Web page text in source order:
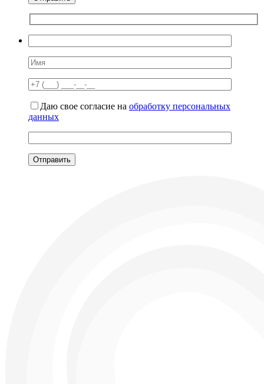
Даю свое согласие на обработку персональных
данных